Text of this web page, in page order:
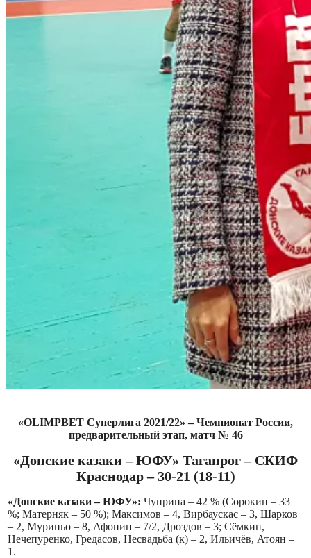
«OLIMPBET Суперлига 2021/22» – Чемпионат России,
предварительный этап, матч № 46
«Донские казаки – ЮФУ» Таганрог – СКИФ
Краснодар – 30-21 (18-11)
«Донские казаки – ЮФУ»: Чуприна – 42 % (Сорокин – 33
%; Матерняк – 50 %); Максимов – 4, Вирбаускас – 3, Шарков
– 2, Муриньо – 8, Афонин – 7/2, Дроздов – 3; Сёмкин,
Нечепуренко, Гредасов, Несвадьба (к) – 2, Ильичёв, Атоян –
1.